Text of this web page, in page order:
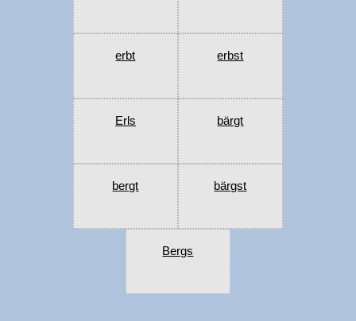
erbt erbst
Erls bärgt
bergt bärgst
Bergs